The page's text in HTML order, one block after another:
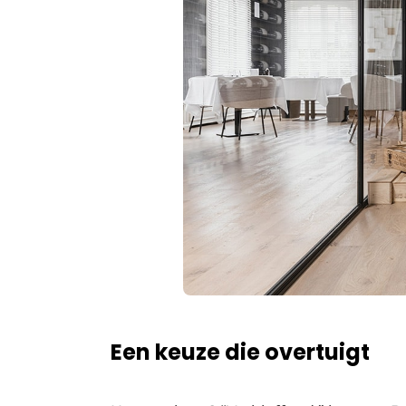
Een keuze die overtuigt